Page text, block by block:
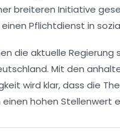
breiteren Initiative
Pflichtdienst in
die aktuelle Regierung
Mit den
wird klar, dass die
hohen Stellenwert